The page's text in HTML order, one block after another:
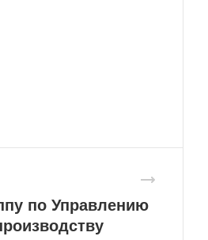
по Управлению